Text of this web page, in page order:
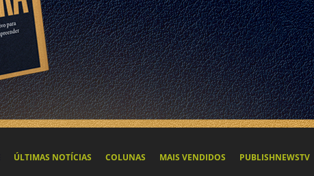
ÚLTIMAS NOTÍCIAS COLUNAS MAIS VENDIDOS PUBLISHNEWSTV